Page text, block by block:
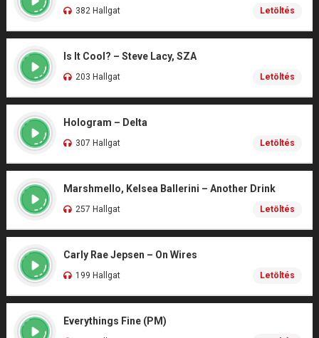
382 Hallgat Letöltés
Is It Cool? – Steve Lacy, SZA
203 Hallgat Letöltés
Hologram – Delta
307 Hallgat Letöltés
Marshmello, Kelsea Ballerini – Another Drink
257 Hallgat Letöltés
Carly Rae Jepsen – On Wires
199 Hallgat Letöltés
Everythings Fine (PM)